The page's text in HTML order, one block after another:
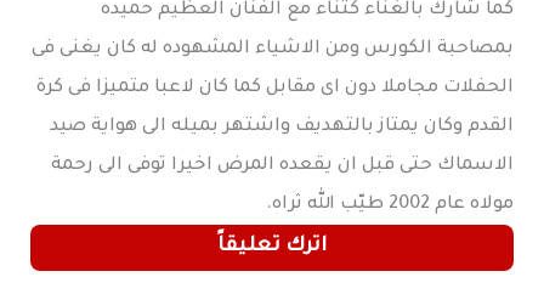
كما شارك بالغناء كثناء مع الفنان العظيم حميده
بمصاحبة الكورس ومن الاشياء المشهوده له كان يغنى فى
الحفلات مجاملا دون اى مقابل كما كان لاعبا متميزا فى كرة
القدم وكان يمتاز بالتهديف واشتهر بميله الى هواية صيد
الاسماك حتى قبل ان يقعده المرض اخيرا توفى الى رحمة
مولاه عام 2002 طيّب الله ثراه.
اترك تعليقاً